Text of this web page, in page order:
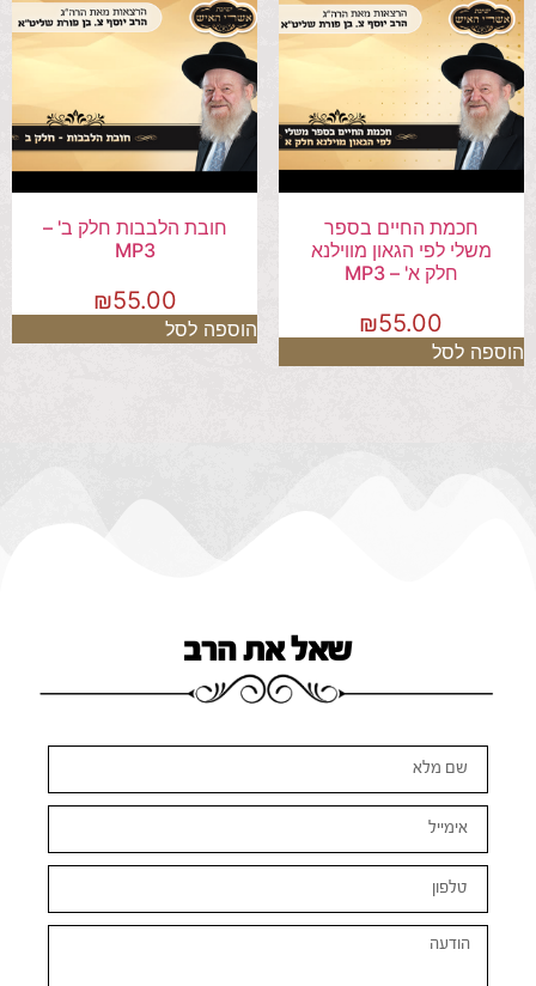
חכמת החיים בספר
משלי לפי הגאון מווילנא
חלק א' – MP3
₪55.00
הוספה לסל
חובת הלבבות חלק ב' –
MP3
₪55.00
הוספה לסל
שאל את הרב